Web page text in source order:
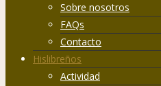
Sobre nosotros
FAQs
Contacto
Hislibreños
Actividad